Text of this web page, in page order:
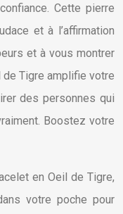
Cette pierre
et à l’affirmation
et à vous montrer
de Tigre amplifie votre
des personnes qui
Boostez votre
en Oeil de Tigre,
votre poche pour